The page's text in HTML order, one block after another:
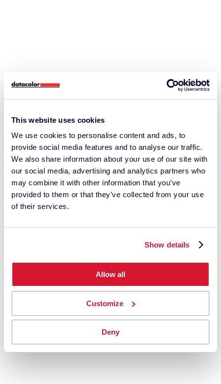
This website uses cookies
We use cookies to personalise content and ads, to
provide social media features and to analyse our traffic.
We also share information about your use of our site with
our social media, advertising and analytics partners who
may combine it with other information that you’ve
provided to them or that they’ve collected from your use
of their services.
Show details
Allow all
Customize
Deny